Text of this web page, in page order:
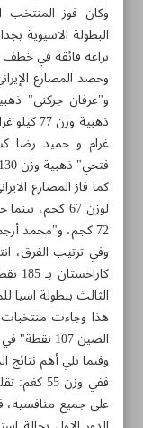
وكان فوز المنتخب
البطولة الاسيوية
براعة فائقة في خطف
فتحي" ذهبية وزن 130 كيلو غرام.
كما فاز المصارع
لوزن 67
72 كجم، و"محمد أرجمند" في وزن 82 كجم على برونزيتين.
الثالث ببطولة اسيا
الصين 107 نقطة" في المراكز من ارابع وحتى السادس بالترتيب.
وفيما يلي أهم نتائج
ففي وزن
على جميع منافسيه،